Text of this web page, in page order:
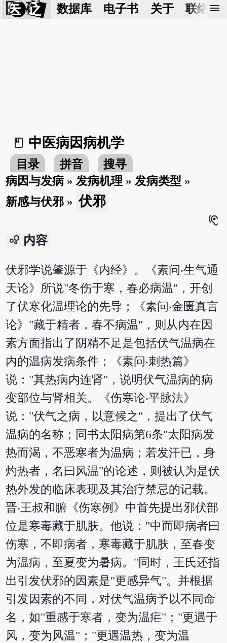
医 砭 数据库 电子书 关于 联络我
menu
book_2
中医病因病机学
目录 拼音
搜寻
病因与发病 »发病机理 »发病类型 »
新感与伏邪 » 伏邪
hearing
bubble_chart 内容
伏邪学说肇源于《内经》。《素问‧生气通
天论》所说"冬伤于寒，春必病温"，开创
了伏寒化温理论的先导；《素问‧金匮真言
论》"藏于精者，春不病温"，则从内在因
素方面指出了阴精不足是包括伏气温病在
内的温病发病条件；《素问‧刺热篇》
说："其热病内连肾"，说明伏气温病的病
变部位与肾相关。《伤寒论‧平脉法》
说："伏气之病，以意候之"，提出了伏气
温病的名称；同书太阳病第6条"太阳病发
热而渴，不恶寒者为温病；若发汗已，身
灼热者，名曰风温"的论述，则被认为是伏
热外发的临床表现及其治疗禁忌的记载。
晋‧王叔和腑《伤寒例》中首先提出邪伏部
位是寒毒藏于肌肤。他说："中而即病者曰
伤寒，不即病者，寒毒藏于肌肤，至春变
为温病，至夏变为暑病。"同时，王氏还指
出引发伏邪的因素是"更感异气"。并根据
引发因素的不同，对伏气温病予以不同命
名，如"重感于寒者，变为温疟"；"更遇于
风，变为风温"；"更遇温热，变为温